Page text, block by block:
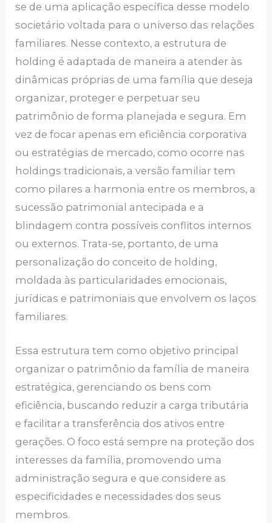
se de uma aplicação específica desse modelo
societário voltada para o universo das relações
familiares. Nesse contexto, a estrutura de
holding é adaptada de maneira a atender às
dinâmicas próprias de uma família que deseja
organizar, proteger e perpetuar seu
patrimônio de forma planejada e segura. Em
vez de focar apenas em eficiência corporativa
ou estratégias de mercado, como ocorre nas
holdings tradicionais, a versão familiar tem
como pilares a harmonia entre os membros, a
sucessão patrimonial antecipada e a
blindagem contra possíveis conflitos internos
ou externos. Trata-se, portanto, de uma
personalização do conceito de holding,
moldada às particularidades emocionais,
jurídicas e patrimoniais que envolvem os laços
familiares.
Essa estrutura tem como objetivo principal
organizar o patrimônio da família de maneira
estratégica, gerenciando os bens com
eficiência, buscando reduzir a carga tributária
e facilitar a transferência dos ativos entre
gerações. O foco está sempre na proteção dos
interesses da família, promovendo uma
administração segura e que considere as
especificidades e necessidades dos seus
membros.